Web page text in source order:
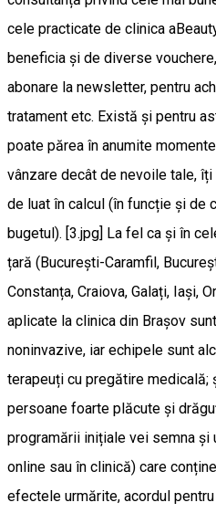
cele practicate de clinica
beneficia și de diverse
abonare la newsletter, pentru
tratament etc. Există și pentru
poate părea în anumite
vânzare decât de nevoile tale,
de luat în calcul (în funcție și de
bugetul). [3.jpg] La fel ca și în
țară (București-Caramfil,
Constanța, Craiova, Galați, Iași,
aplicate la clinica din Brașov
noninvazive, iar echipele sunt
terapeuți cu pregătire medicală;
persoane foarte plăcute și
programării inițiale vei semna
online sau în clinică) care
efectele urmărite, acordul